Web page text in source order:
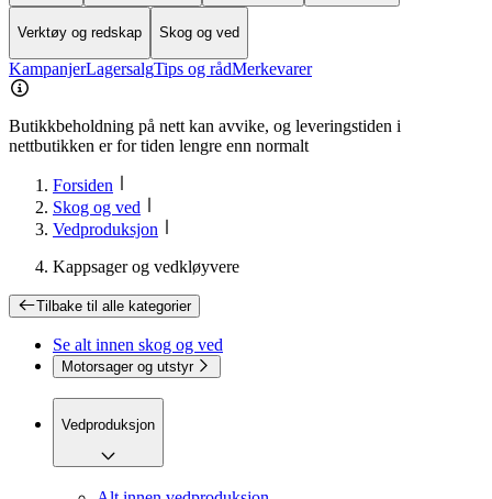
Verktøy og redskap Skog og ved
KampanjerLagersalgTips og rådMerkevarer
Butikkbeholdning på nett kan avvike, og leveringstiden i
nettbutikken er for tiden lengre enn normalt
Forsiden
Skog og ved
Vedproduksjon
Kappsager og vedkløyvere
Tilbake til alle kategorier
Se alt innen skog og ved
Motorsager og utstyr
Vedproduksjon